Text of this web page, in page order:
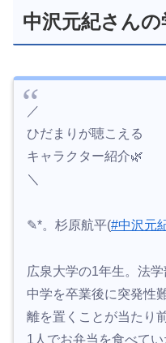
中沢元紀さんの
／
ひだまりが聴こえる
キャラクター紹介🌿
＼
✎*。杉原航平(#中沢元
広泉大学の1年生。法学
中学を卒業後に突発性
離を置くことが当たり
1人でお弁当を食べて